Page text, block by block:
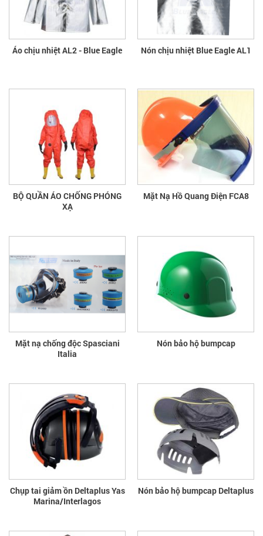
Áo chịu nhiệt AL2 - Blue Eagle Nón chịu nhiệt Blue Eagle AL1
BỘ QUẦN ÁO CHỐNG PHÓNG
XẠ
Mặt Nạ Hồ Quang Điện FCA8
Mặt nạ chống độc Spasciani
Italia
Nón bảo hộ bumpcap
Chụp tai giảm ồn Deltaplus Yas
Marina/Interlagos
Nón bảo hộ bumpcap Deltaplus